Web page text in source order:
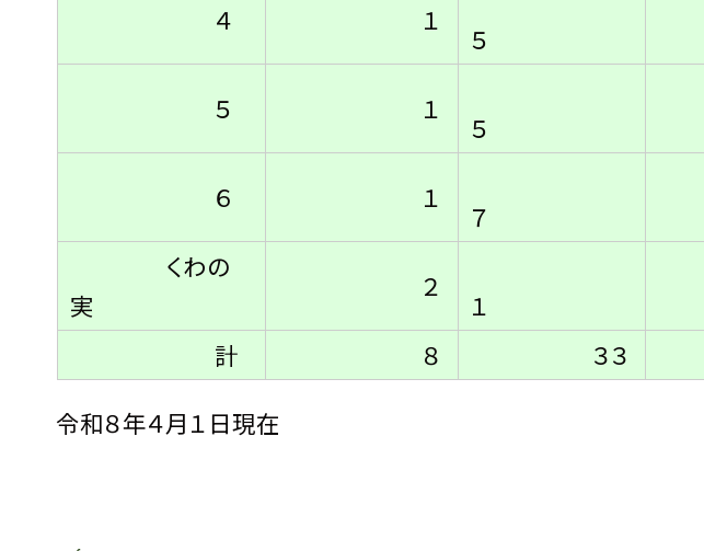
４ １
５
５ １
５
６ １
７
くわの
実
２
１
計 ８ ３３
令和８年４月１日現在